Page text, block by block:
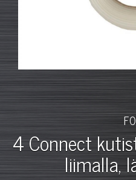
4 Connect
liimalla,